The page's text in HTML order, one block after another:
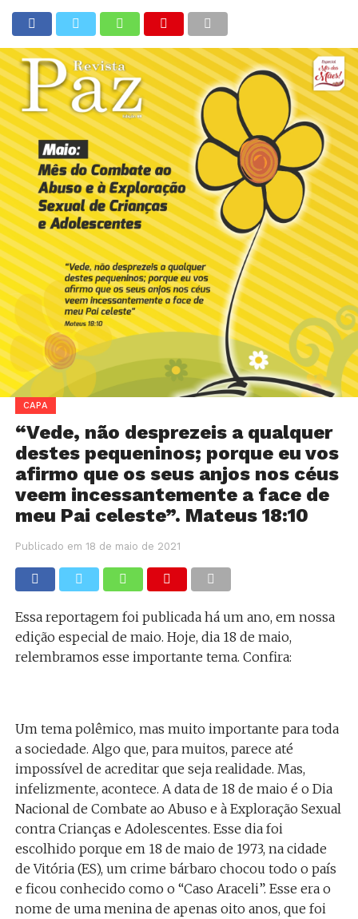
CAPA
“Vede, não desprezeis a qualquer
destes pequeninos; porque eu vos
afirmo que os seus anjos nos céus
veem incessantemente a face de
meu Pai celeste”. Mateus 18:10
Publicado em 18 de maio de 2021
Essa reportagem foi publicada há um ano, em nossa
edição especial de maio. Hoje, dia 18 de maio,
relembramos esse importante tema. Confira:
Um tema polêmico, mas muito importante para toda
a sociedade. Algo que, para muitos, parece até
impossível de acreditar que seja realidade. Mas,
infelizmente, acontece. A data de 18 de maio é o Dia
Nacional de Combate ao Abuso e à Exploração Sexual
contra Crianças e Adolescentes. Esse dia foi
escolhido porque em 18 de maio de 1973, na cidade
de Vitória (ES), um crime bárbaro chocou todo o país
e ficou conhecido como o “Caso Araceli”. Esse era o
nome de uma menina de apenas oito anos, que foi